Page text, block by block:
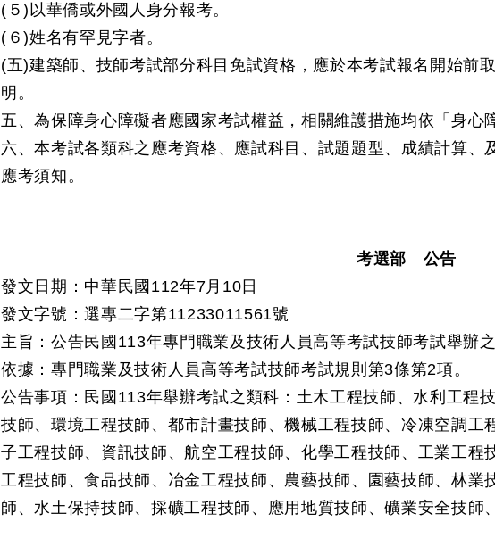
(５)以華僑或外國人身分報考。
(６)姓名有罕見字者。
(五)建築師、技師考試部分科目免試資格，應於本考試報名開始前
明。
五、為保障身心障礙者應國家考試權益，相關維護措施均依「身心
六、本考試各類科之應考資格、應試科目、試題題型、成績計算、
應考須知。
考選部 公告
發文日期：中華民國112年7月10日
發文字號：選專二字第11233011561號
主旨：公告民國113年專門職業及技術人員高等考試技師考試舉辦之
依據：專門職業及技術人員高等考試技師考試規則第3條第2項。
公告事項：民國113年舉辦考試之類科：土木工程技師、水利工程
技師、環境工程技師、都市計畫技師、機械工程技師、冷凍空調工
子工程技師、資訊技師、航空工程技師、化學工程技師、工業工程
工程技師、食品技師、冶金工程技師、農藝技師、園藝技師、林業
師、水土保持技師、採礦工程技師、應用地質技師、礦業安全技師